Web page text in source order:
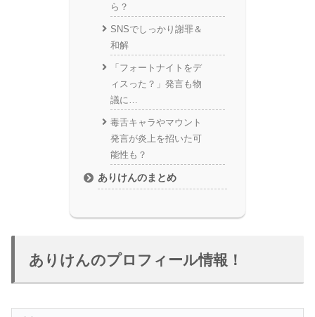
ら？
SNSでしっかり謝罪＆
和解
「フォートナイトをデ
ィスった？」発言も物
議に…
毒舌キャラやマウント
発言が炎上を招いた可
能性も？
ありけんのまとめ
ありけんのプロフィール情報！